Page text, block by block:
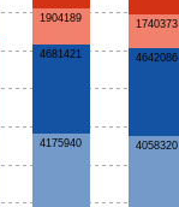
4175940 4058320
4681421 4642086
1904189
1740373